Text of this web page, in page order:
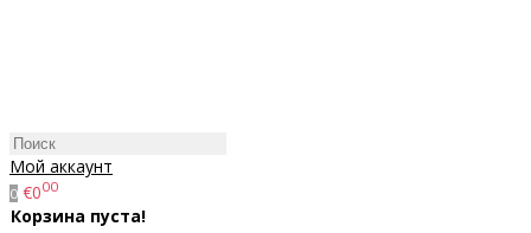
Мой аккаунт
0 €000
Корзина пуста!